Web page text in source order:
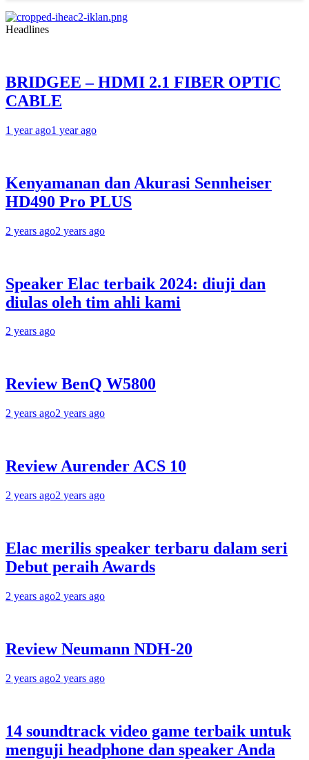
Headlines
BRIDGEE – HDMI 2.1 FIBER OPTIC
CABLE
1 year ago1 year ago
Kenyamanan dan Akurasi Sennheiser
HD490 Pro PLUS
2 years ago2 years ago
Speaker Elac terbaik 2024: diuji dan
diulas oleh tim ahli kami
2 years ago
Review BenQ W5800
2 years ago2 years ago
Review Aurender ACS 10
2 years ago2 years ago
Elac merilis speaker terbaru dalam seri
Debut peraih Awards
2 years ago2 years ago
Review Neumann NDH-20
2 years ago2 years ago
14 soundtrack video game terbaik untuk
menguji headphone dan speaker Anda